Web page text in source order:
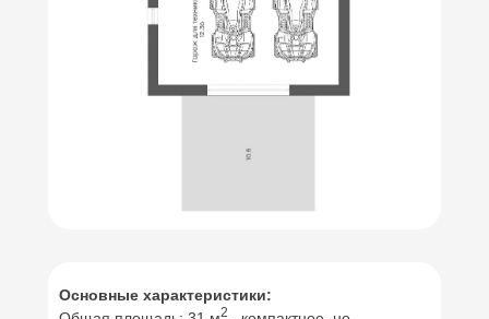
Основные характеристики:
2